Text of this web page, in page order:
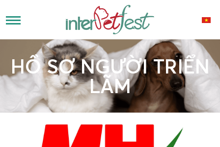
HỒ SƠ NGƯỜI TRIỂN
LÃM